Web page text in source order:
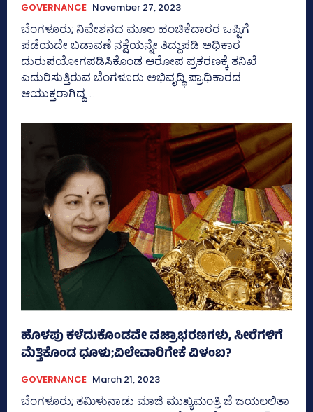
GOVERNANCE November 27, 2023
ಬೆಂಗಳೂರು; ನಿವೇಶನದ ಮೂಲ ಹಂಚಿಕೆದಾರರ ಒಪ್ಪಿಗೆ
ಪಡೆಯದೇ ಬಡಾವಣೆ ನಕ್ಷೆಯನ್ನೇ ತಿದ್ದುಪಡಿ ಅಧಿಕಾರ
ದುರುಪಯೋಗಪಡಿಸಿಕೊಂಡ ಆರೋಪ ಪ್ರಕರಣಕ್ಕೆ ತನಿಖೆ
ಎದುರಿಸುತ್ತಿರುವ ಬೆಂಗಳೂರು ಅಭಿವೃದ್ಧಿ ಪ್ರಾಧಿಕಾರದ
ಆಯುಕ್ತರಾಗಿದ್ದ...
ಹೊಳಪು ಕಳೆದುಕೊಂಡವೇ ವಜ್ರಾಭರಣಗಳು, ಸೀರೆಗಳಿಗೆ
ಮೆತ್ತಿಕೊಂಡ ಧೂಳು;ವಿಲೇವಾರಿಗೇಕೆ ವಿಳಂಬ?
GOVERNANCE March 21, 2023
ಬೆಂಗಳೂರು; ತಮಿಳುನಾಡು ಮಾಜಿ ಮುಖ್ಯಮಂತ್ರಿ ಜೆ ಜಯಲಲಿತಾ